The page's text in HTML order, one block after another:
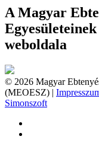
A Magyar
weboldala
© 2026 Magyar
(MEOESZ) |
Simonszoft